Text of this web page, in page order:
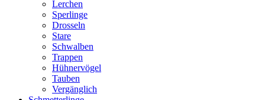
Lerchen
Sperlinge
Drosseln
Stare
Schwalben
Trappen
Hühnervögel
Tauben
Vergänglich